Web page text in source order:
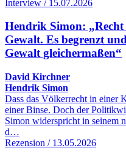
Interview / 15.07.2026
Hendrik Simon: „Recht
Gewalt. Es begrenzt
Gewalt gleichermaßen“
David Kirchner
Hendrik Simon
Dass das Völkerrecht in einer
einer Binse. Doch der
Simon widerspricht in seinem
d…
Rezension / 13.05.2026